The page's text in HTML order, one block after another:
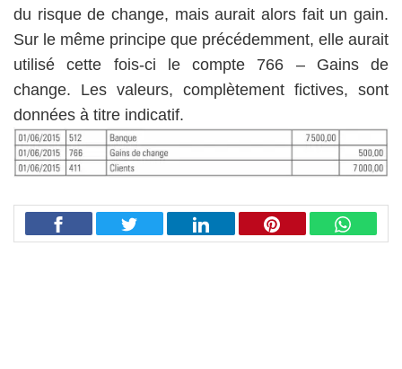
du risque de change, mais aurait alors fait un gain.
Sur le même principe que précédemment, elle aurait
utilisé cette fois-ci le compte 766 – Gains de
change. Les valeurs, complètement fictives, sont
données à titre indicatif.